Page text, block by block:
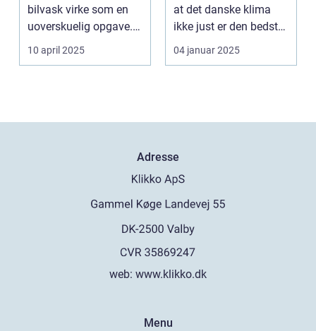
bilvask virke som en
uoverskuelig opgave.
Især i S...
10 april 2025
at det danske klima
ikke just er den bedste
ven for bilen...
04 januar 2025
Adresse
web: www.klikko.dk
Menu